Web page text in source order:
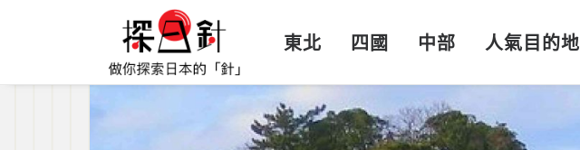
東北 四國 中部 人氣目的地